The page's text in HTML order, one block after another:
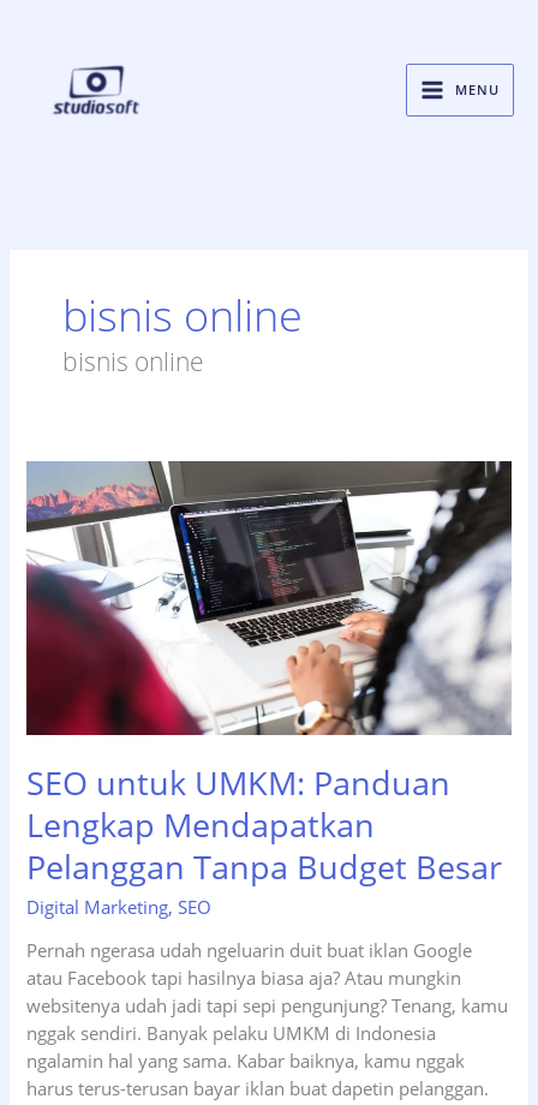
MENU
bisnis online
bisnis online
SEO untuk UMKM: Panduan
Lengkap Mendapatkan
Pelanggan Tanpa Budget Besar
Digital Marketing,SEO
Pernah ngerasa udah ngeluarin duit buat iklan Google
atau Facebook tapi hasilnya biasa aja? Atau mungkin
websitenya udah jadi tapi sepi pengunjung? Tenang, kamu
nggak sendiri. Banyak pelaku UMKM di Indonesia
ngalamin hal yang sama. Kabar baiknya, kamu nggak
harus terus-terusan bayar iklan buat dapetin pelanggan.